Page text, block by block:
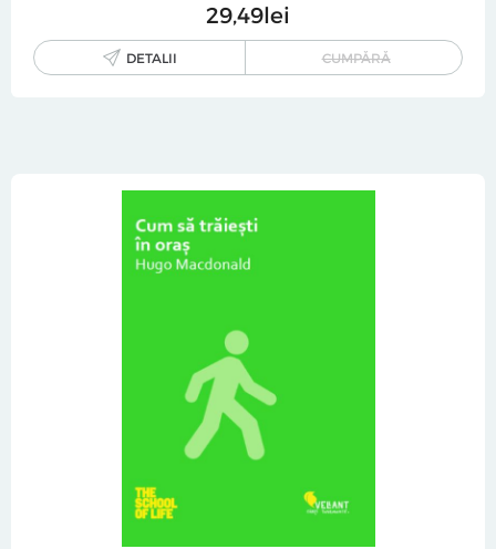
2949lei
DETALII CUMPĂRĂ